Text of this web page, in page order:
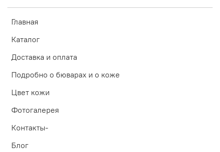
Главная
Каталог
Доставка и оплата
Подробно о бюварах и о коже
Цвет кожи
Фотогалерея
Контакты-
Блог